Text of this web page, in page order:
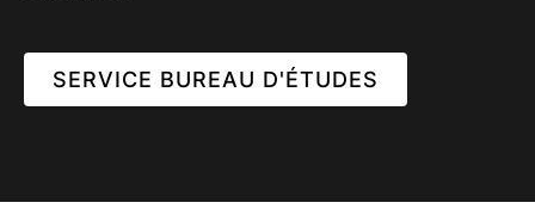
SERVICE BUREAU D'ÉTUDES